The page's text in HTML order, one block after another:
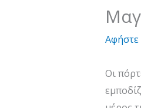
Αφήστε
Οι